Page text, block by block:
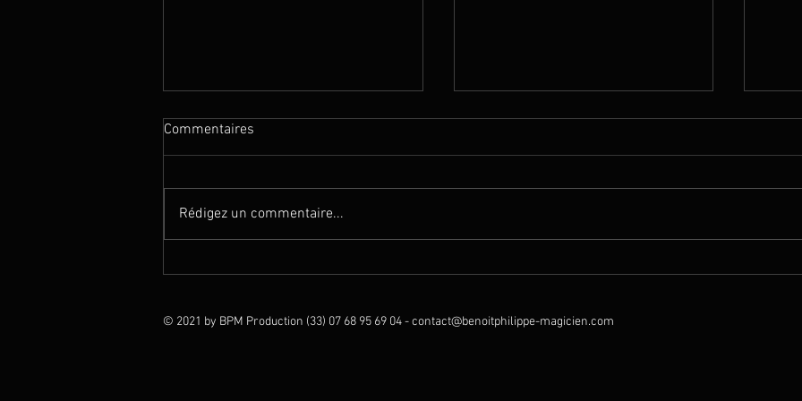
Commentaires
Rédigez un commentaire...
© 2021 by BPM Production (33) 07 68 95 69 04 -contact@benoitphilippe-magicien.com